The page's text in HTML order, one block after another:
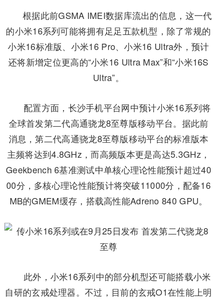
根据此前GSMA IMEI数据库流出的信息，这一代
的小米16系列可能将拥有足足五款机型，除了常规的
小米16标准版、小米16 Pro、小米16 Ultra外，预计
还将新增定位更高的“小米16 Ultra Max”和“小米16S
Ultra”。
配置方面， 长沙手机平台网中预计小米16系列将
全球首发第二代高通骁龙8至尊版移动平台。据此前
消息，第二代高通骁龙8至尊版移动平台的标准版本
主频将达到4.8GHz，而高频版本更是高达5.3GHz，
Geekbench 6基准测试中单核心理论性能预计超过40
00分，多核心理论性能预计将突破11000分，配备16
MB的GMEM缓存，搭载高性能Adreno 840 GPU。
此外，小米16系列中的部分机型还可能搭载小米
自研的玄戒处理器。不过，目前的玄戒O1在性能上明